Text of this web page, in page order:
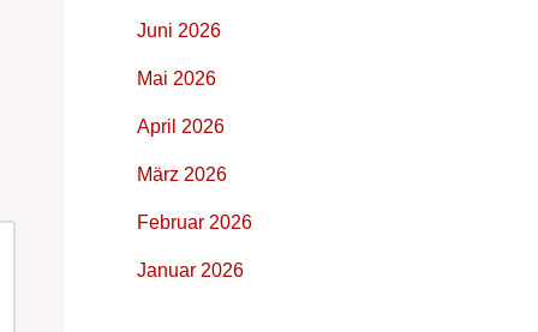
Juni 2026
Mai 2026
April 2026
März 2026
Februar 2026
Januar 2026